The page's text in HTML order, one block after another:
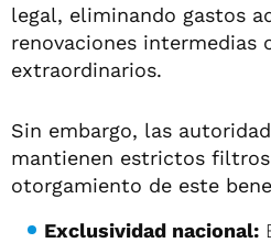
legal, eliminando gastos
renovaciones intermedias
extraordinarios.
Sin embargo, las
mantienen estrictos
otorgamiento de este
Exclusividad nacional: